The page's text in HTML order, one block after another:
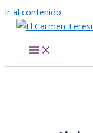
Ir al contenido